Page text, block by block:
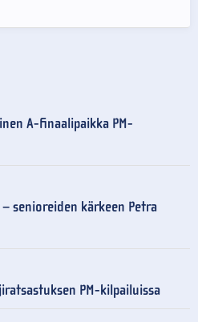
A-finaalipaikka PM-
senioreiden kärkeen Petra
PM-kilpailuissa